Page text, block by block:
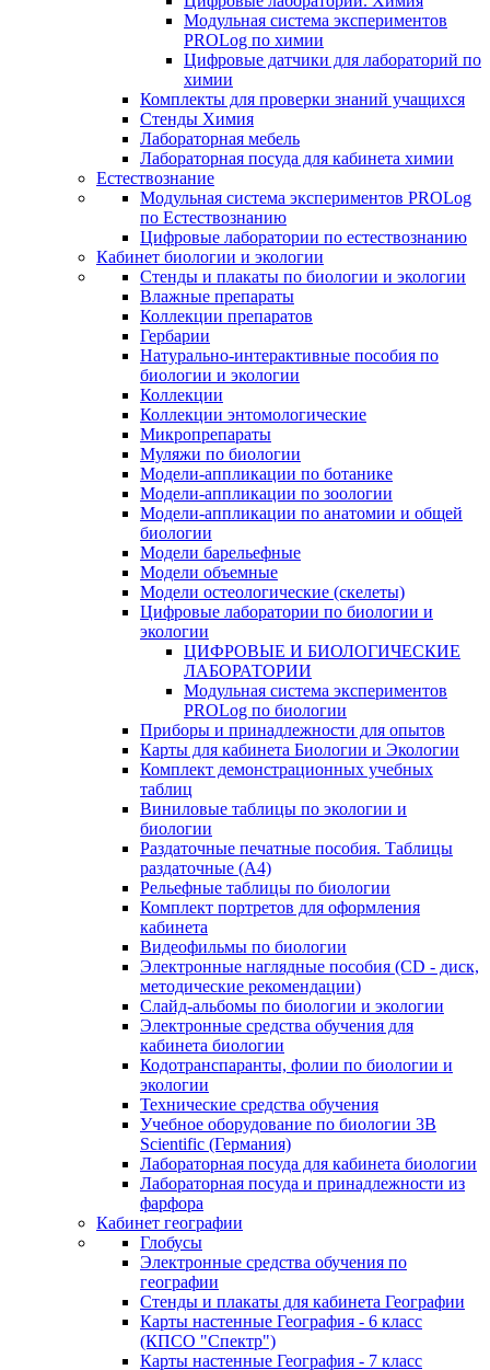
Модульная система экспериментов
PROLog по химии
Цифровые датчики для лабораторий по
химии
Комплекты для проверки знаний учащихся
Стенды Химия
Лабораторная мебель
Лабораторная посуда для кабинета химии
Естествознание
Модульная система экспериментов PROLog
по Естествознанию
Цифровые лаборатории по естествознанию
Кабинет биологии и экологии
Стенды и плакаты по биологии и экологии
Влажные препараты
Коллекции препаратов
Гербарии
Натурально-интерактивные пособия по
биологии и экологии
Коллекции
Коллекции энтомологические
Микропрепараты
Муляжи по биологии
Модели-аппликации по ботанике
Модели-аппликации по зоологии
Модели-аппликации по анатомии и общей
биологии
Модели барельефные
Модели объемные
Модели остеологические (скелеты)
Цифровые лаборатории по биологии и
экологии
ЦИФРОВЫЕ И БИОЛОГИЧЕСКИЕ
ЛАБОРАТОРИИ
Модульная система экспериментов
PROLog по биологии
Приборы и принадлежности для опытов
Карты для кабинета Биологии и Экологии
Комплект демонстрационных учебных
таблиц
Виниловые таблицы по экологии и
биологии
Раздаточные печатные пособия. Таблицы
раздаточные (А4)
Рельефные таблицы по биологии
Комплект портретов для оформления
кабинета
Видеофильмы по биологии
Электронные наглядные пособия (CD - диск,
методические рекомендации)
Слайд-альбомы по биологии и экологии
Электронные средства обучения для
кабинета биологии
Кодотранспаранты, фолии по биологии и
экологии
Технические средства обучения
Учебное оборудование по биологии 3B
Scientific (Германия)
Лабораторная посуда для кабинета биологии
Лабораторная посуда и принадлежности из
фарфора
Кабинет географии
Глобусы
Электронные средства обучения по
географии
Стенды и плакаты для кабинета Географии
Карты настенные География - 6 класс
(КПСО "Спектр")
Карты настенные География - 7 класс